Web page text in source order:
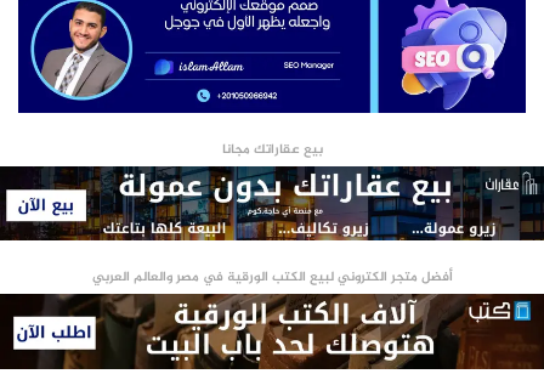
بيع عقاراتك مجانا
أفضل متجر الكتروني لبيع الكتب الورقية في مصر والعالم العربي